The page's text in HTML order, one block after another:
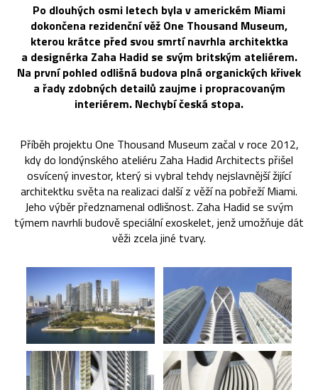
Po dlouhých osmi letech byla v americkém Miami
dokončena rezidenční věž One Thousand Museum,
kterou krátce před svou smrtí navrhla architektka
a designérka Zaha Hadid se svým britským ateliérem.
Na první pohled odlišná budova plná organických křivek
a řady zdobných detailů zaujme i propracovaným
interiérem. Nechybí česká stopa.
Příběh projektu One Thousand Museum začal v roce 2012,
kdy do londýnského ateliéru Zaha Hadid Architects přišel
osvícený investor, který si vybral tehdy nejslavnější žijící
architektku světa na realizaci další z věží na pobřeží Miami.
Jeho výběr předznamenal odlišnost. Zaha Hadid se svým
týmem navrhli budově speciální exoskelet, jenž umožňuje dát
věži zcela jiné tvary.